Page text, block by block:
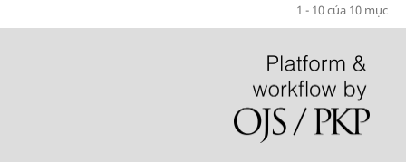
1 - 10 của 10 mục